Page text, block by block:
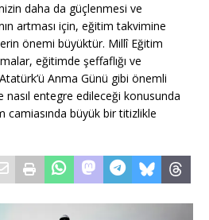
daha da güçlenmesi ve
artması için, eğitim takvimine
önemi büyüktür. Millî Eğitim
eğitimde şeffaflığı ve
Anma Günü gibi önemli
entegre edileceği konusunda
camiasında büyük bir titizlikle